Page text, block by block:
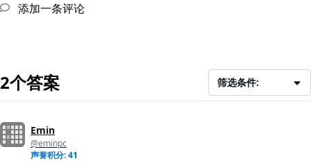
添加一条评论
2个答案 筛选条件:
Emin
@eminpc
声誉积分: 41